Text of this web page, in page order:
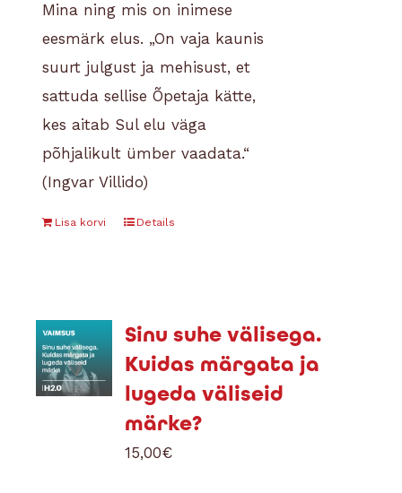
Mina ning mis on inimese
eesmärk elus. „On vaja kaunis
suurt julgust ja mehisust, et
sattuda sellise Õpetaja kätte,
kes aitab Sul elu väga
põhjalikult ümber vaadata.“
(Ingvar Villido)
Lisa korvi Details
Sinu suhe välisega.
Kuidas märgata ja
lugeda väliseid
märke?
15,00€